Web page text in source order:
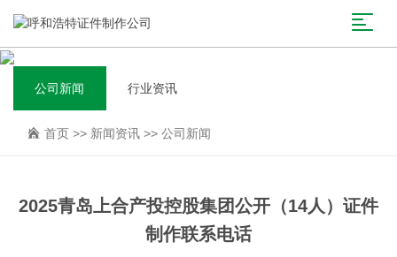
公司新闻 行业资讯
首页 >> 新闻资讯 >> 公司新闻
2025青岛上合产投控股集团公开（14人）证件
制作联系电话